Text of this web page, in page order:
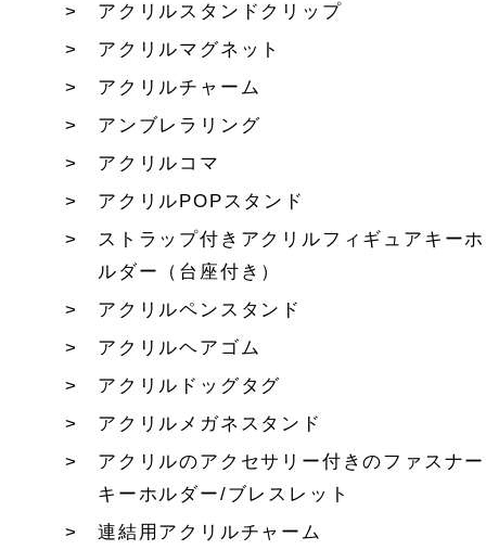
アクリルスタンドクリップ
アクリルマグネット
アクリルチャーム
アンブレラリング
アクリルコマ
アクリルPOPスタンド
ストラップ付きアクリルフィギュアキーホ
ルダー（台座付き）
アクリルペンスタンド
アクリルヘアゴム
アクリルドッグタグ
アクリルメガネスタンド
アクリルのアクセサリー付きのファスナー
キーホルダー/ブレスレット
連結用アクリルチャーム